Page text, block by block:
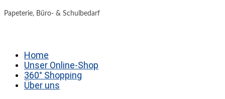
Papeterie, Büro- & Schulbedarf
Home
Unser Online-Shop
360° Shopping
Über uns